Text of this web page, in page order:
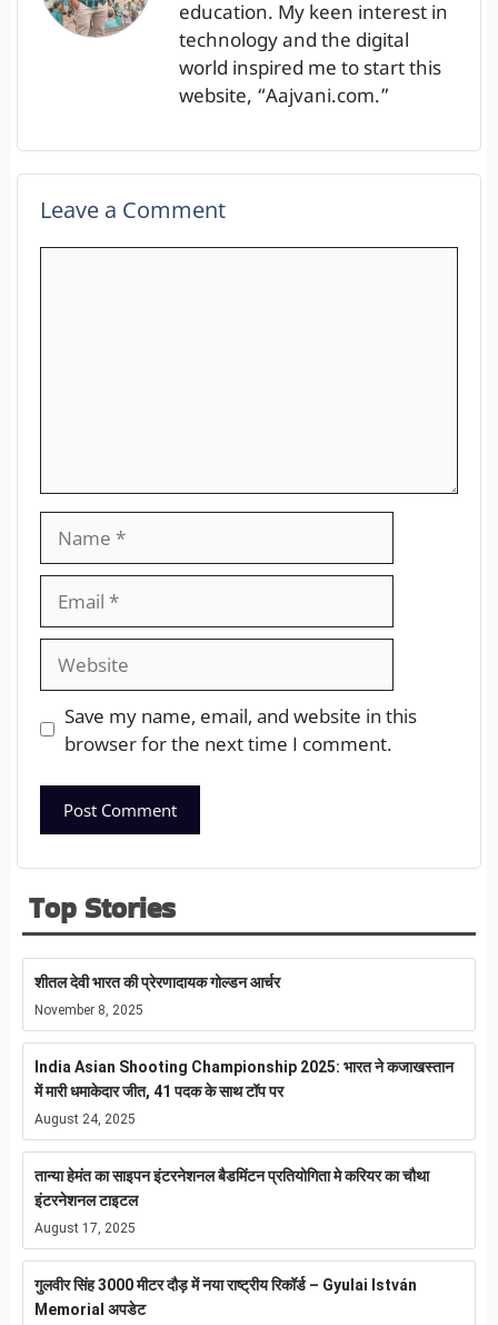
education. My keen interest in
technology and the digital
world inspired me to start this
website, “Aajvani.com.”
Leave a Comment
Save my name, email, and website in this
browser for the next time I comment.
Top Stories
शीतल देवी भारत की प्रेरणादायक गोल्डन आर्चर
November 8, 2025
India Asian Shooting Championship 2025: भारत ने कजाखस्तान
में मारी धमाकेदार जीत, 41 पदक के साथ टॉप पर
August 24, 2025
तान्या हेमंत का साइपन इंटरनेशनल बैडमिंटन प्रतियोगिता मे करियर का चौथा
इंटरनेशनल टाइटल
August 17, 2025
गुलवीर सिंह 3000 मीटर दौड़ में नया राष्ट्रीय रिकॉर्ड – Gyulai István
Memorial अपडेट